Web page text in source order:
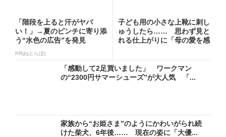
「階段を上ると汗がヤバ
い！」→夏のピンチに寄り添
う“水色の広告”を発見
PR(ねとらぼ)
子ども用の小さな上靴に刺し
ゅうしたら…… 思わず見と
れる仕上がりに「母の愛を感
「感動して2足買いました」 ワークマン
の“2300円サマーシューズ”が大人気 「...
家族から“お姫さま”のようにかわいがられ続
けた柴犬、6年後…… 現在の姿に「大優...